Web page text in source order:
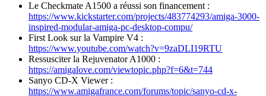
Le Checkmate A1500 a réussi son financement :
https://www.kickstarter.com/projects/483774293/amiga-3000-
inspired-modular-amiga-pc-desktop-compu/
First Look sur la Vampire V4 :
https://www.youtube.com/watch?v=9zaDLI19RTU
Ressusciter la Rejuvenator A1000 :
https://amigalove.com/viewtopic.php?f=6&t=744
Sanyo CD-X Viewer :
https://www.amigafrance.com/forums/topic/sanyo-cd-x-